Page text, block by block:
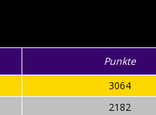
Punkte
3064
2182